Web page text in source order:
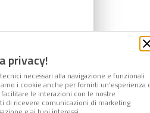
privacy!
necessari alla navigazione e funzionali
i cookie anche per fornirti un’esperienza
le interazioni con le nostre
di ricevere comunicazioni di marketing
COPIA LINK